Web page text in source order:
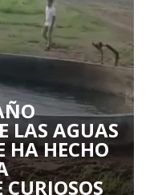
LAS AGUAS
HA HECHO
CURIOSOS